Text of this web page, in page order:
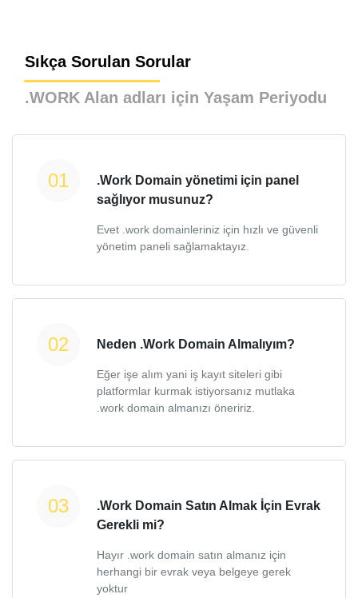
Sıkça Sorulan Sorular
.WORK Alan adları için Yaşam Periyodu
.Work Domain yönetimi için panel
sağlıyor musunuz?
Evet .work domainleriniz için hızlı ve güvenli
yönetim paneli sağlamaktayız.
Neden .Work Domain Almalıyım?
Eğer işe alım yani iş kayıt siteleri gibi
platformlar kurmak istiyorsanız mutlaka
.work domain almanızı öneririz.
.Work Domain Satın Almak İçin Evrak
Gerekli mi?
Hayır .work domain satın almanız için
herhangi bir evrak veya belgeye gerek
yoktur